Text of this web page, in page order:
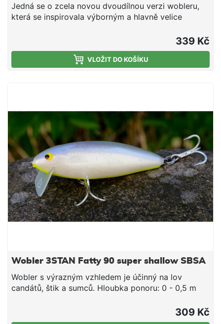
Jedná se o zcela novou dvoudílnou verzi wobleru,
která se inspirovala výborným a hlavně velice
vzhledem je účinný na lov candátů, štik a sumců.
Hloubka ponoru: 0,3 - 0,8 m. Nástraha je osazena
dvěma velmi pevnými a kvalitními trojháčky značky
Ichikawa Kamakiri vyrobenými v Japonsku. Wobler
vláčecími zkušenosti. Vyzkoušejte slovenský
wobler, který snese srovnání s nejdražší japonskou
konkurencí! Technické údaje: Délka: 100 mm
Hmotnost: 22 g Hloubka ponoru: 0,3 - 0,8 m
339 Kč
VLOŽIT DO KOŠÍKU
Wobler 3STAN Fatty 90 super shallow SBSA
Wobler s výrazným vzhledem je účinný na lov
candátů, štik a sumců. Hloubka ponoru: 0 - 0,5 m
IchikawaKamakiri vyrobenými v Japonsku. Wobler
309 Kč